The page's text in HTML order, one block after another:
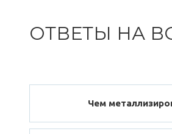
ОТВЕТЫ НА
Чем